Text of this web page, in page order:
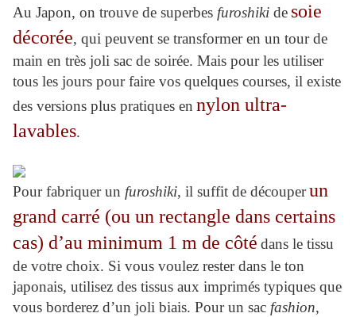
Au Japon, on trouve de superbes furoshiki de soie
décorée, qui peuvent se transformer en un tour de
main en très joli sac de soirée. Mais pour les utiliser
tous les jours pour faire vos quelques courses, il existe
des versions plus pratiques en nylon ultra-
lavables.
Pour fabriquer un furoshiki, il suffit de découperun
grand carré (ou un rectangle dans certains
cas) d’au minimum 1 m de côté dans le tissu
de votre choix. Si vous voulez rester dans le ton
japonais, utilisez des tissus aux imprimés typiques que
vous borderez d’un joli biais. Pour un sac fashion,